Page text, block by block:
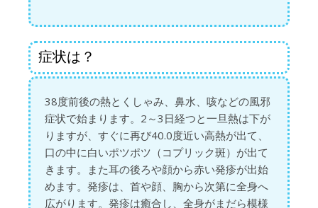
症状は？
38度前後の熱とくしゃみ、鼻水、咳などの風邪
症状で始まります。2～3日経つと一旦熱は下が
りますが、すぐに再び40.0度近い高熱が出て、
口の中に白いポツポツ（コプリック斑）が出て
きます。また耳の後ろや顔から赤い発疹が出始
めます。発疹は、首や顔、胸から次第に全身へ
広がります。発疹は癒合し、全身がまだら模様